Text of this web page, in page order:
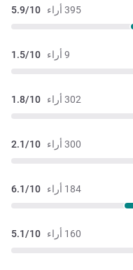
395 أراء 5.9/10
9 أراء 1.5/10
302 أراء 1.8/10
300 أراء 2.1/10
184 أراء 6.1/10
160 أراء 5.1/10